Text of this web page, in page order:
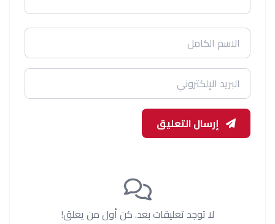
إرسال التعليق
لا توجد تعليقات بعد. كن أول من يعلق!